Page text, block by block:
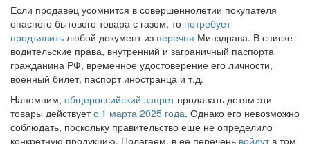
Если продавец усомнится в совершеннолетии покупателя
опасного бытового товара с газом, то потребует
предъявить любой документ из перечня Минздрава. В списке -
водительские права, внутренний и заграничный паспорта
гражданина РФ, временное удостоверение его личности,
военный билет, паспорт иностранца и т.д.
Напомним, общероссийский запретпродавать детям эти
товары действуетс 1 марта 2025 года. Однако его невозможно
соблюдать, поскольку правительство еще не определило
конкретную продукцию. Полагаем, в ее перечень войдутв том